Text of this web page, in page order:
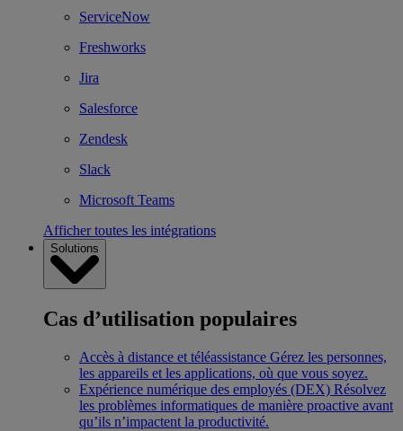
ServiceNow
Freshworks
Jira
Salesforce
Zendesk
Slack
Microsoft Teams
Afficher toutes les intégrations
Solutions
Cas d’utilisation populaires
Accès à distance et téléassistance Gérez les personnes,
les appareils et les applications, où que vous soyez.
Expérience numérique des employés (DEX) Résolvez
les problèmes informatiques de manière proactive avant
qu’ils n’impactent la productivité.